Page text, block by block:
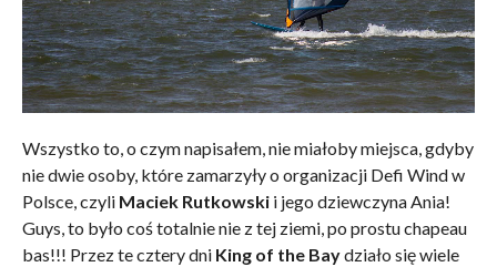
Wszystko to, o czym napisałem, nie miałoby miejsca, gdyby
nie dwie osoby, które zamarzyły o organizacji Defi Wind w
Polsce, czyli Maciek Rutkowskii jego dziewczyna Ania!
Guys, to było coś totalnie nie z tej ziemi, po prostu chapeau
bas!!! Przez te cztery dni King of the Baydziało się wiele